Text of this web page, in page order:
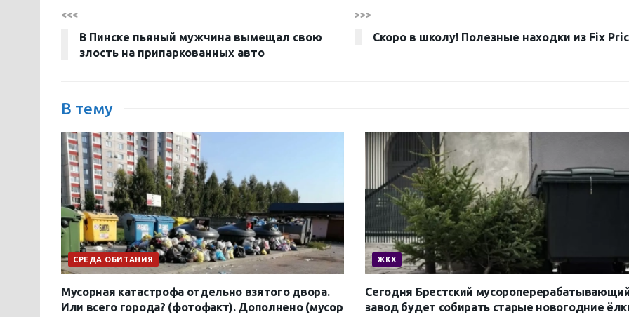
<<<
В Пинске пьяный мужчина вымещал свою
злость на припаркованных авто
>>>
Скоро в школу! Полезные находки из Fix
В тему
СРЕДА ОБИТАНИЯ
Мусорная катастрофа отдельно взятого двора.
Или всего города? (фотофакт). Дополнено (мусор
ЖКХ
Сегодня Брестский
завод будет собирать старые новогодние